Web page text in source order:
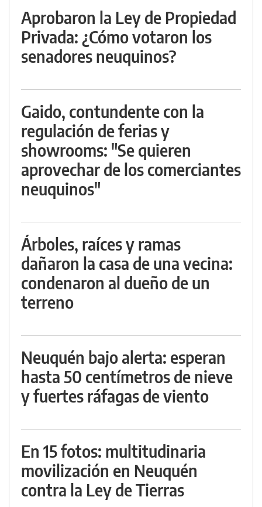
Aprobaron la Ley de Propiedad
Privada: ¿Cómo votaron los
senadores neuquinos?
Gaido, contundente con la
regulación de ferias y
showrooms: "Se quieren
aprovechar de los comerciantes
neuquinos"
Árboles, raíces y ramas
dañaron la casa de una vecina:
condenaron al dueño de un
terreno
Neuquén bajo alerta: esperan
hasta 50 centímetros de nieve
y fuertes ráfagas de viento
En 15 fotos: multitudinaria
movilización en Neuquén
contra la Ley de Tierras